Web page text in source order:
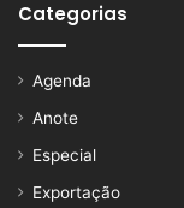
Categorias
Agenda
Anote
Especial
Exportação